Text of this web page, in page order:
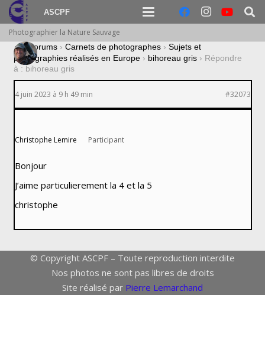
ASCPF
Photographier la Nature Sauvage
› Forums › Carnets de photographes › Sujets et
photographies réalisés en Europe › bihoreau gris › Répondre
à : bihoreau gris
4 juin 2023 à 9 h 49 min #32073
Christophe Lemire Participant
Bonjour
J’aime particulierement la 4 et la 5
christophe
© Copyright ASCPF – Toute reproduction interdite
Nos photos ne sont pas libres de droits
Site réalisé par Pierre Lemarchand